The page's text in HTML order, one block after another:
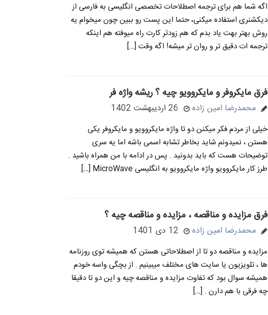
اگه شما هم برای ترجمه اصطلاحات تخصصی انگلیسی به فارسی از
دیکشنری استفاده میکنی، حتما این پست رو ببین چون میخوام یه
روش بهتر بهت یاد بدم که هم زودتر کارت راه میوفته هم اینکه
ترجمه ات دقیق تر و روان تر میشه! اگه وقت […]
فرق مایکروفر و مایکروویو چیه ؟ ریشه واژه فر
محمدرضا امین زاده 26 اردیبهشت 1402
خیلی از مردم فکر میکنن دو تا واژه مایکروویو و مایکروفر یکی
هستن ، نمیدونم شاید بخاطر تشابه اسمی باشه اما یه سری
توضیحات هست که باید بدونید . پس در ادامه با من همراه باشید .
طرز کار مایکروویو واژه مایکروویو به انگلیسی MicroWave […]
فرق مزایده و مناقصه ، مزایده و مناقصه چیه ؟
محمدرضا امین زاده 12 دی 1401
مزایده و مناقصه دو تا از اصطلاحاتی هستن که همیشه توی روزنامه
ها ، تلویزیون یا سایت های مختلف میبینیم . از بچگی واسه خودم
همیشه سوال بود که تفاوت مزایده و مناقصه چیه و این دو تا دقیقا
چه فرقی با هم دارن . […]